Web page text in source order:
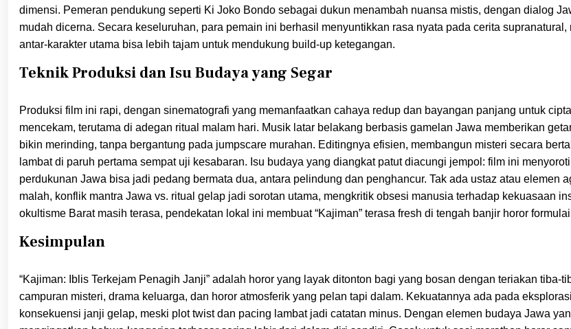
dimensi. Pemeran pendukung seperti Ki Joko Bondo sebagai dukun menambah nuansa mistis, dengan dialog
mudah dicerna. Secara keseluruhan, para pemain ini berhasil menyuntikkan rasa nyata pada cerita supranatural,
antar-karakter utama bisa lebih tajam untuk mendukung build-up ketegangan.
Teknik Produksi dan Isu Budaya yang Segar
Produksi film ini rapi, dengan sinematografi yang memanfaatkan cahaya redup dan bayangan panjang untuk
mencekam, terutama di adegan ritual malam hari. Musik latar belakang berbasis gamelan Jawa memberikan
bikin merinding, tanpa bergantung pada jumpscare murahan. Editingnya efisien, membangun misteri secara
lambat di paruh pertama sempat uji kesabaran. Isu budaya yang diangkat patut diacungi jempol: film ini
perdukunan Jawa bisa jadi pedang bermata dua, antara pelindung dan penghancur. Tak ada ustaz atau elemen
malah, konflik mantra Jawa vs. ritual gelap jadi sorotan utama, mengkritik obsesi manusia terhadap kekuasaan
okultisme Barat masih terasa, pendekatan lokal ini membuat “Kajiman” terasa fresh di tengah banjir horor
Kesimpulan
“Kajiman: Iblis Terkejam Penagih Janji” adalah horor yang layak ditonton bagi yang bosan dengan teriakan tiba-
campuran misteri, drama keluarga, dan horor atmosferik yang pelan tapi dalam. Kekuatannya ada pada
konsekuensi janji gelap, meski plot twist dan pacing lambat jadi catatan minus. Dengan elemen budaya Jawa